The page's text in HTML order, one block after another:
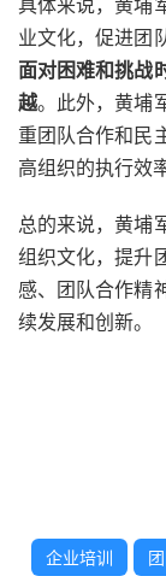
业文化，促进团
面对困难和挑战
越。此外，黄埔
重团队合作和民
高组织的执行效率
总的来说，黄埔
组织文化，提升
感、团队合作精
续发展和创新。
企业培训